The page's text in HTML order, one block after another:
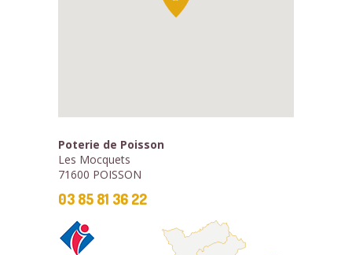
Poterie de Poisson
Les Mocquets
71600 POISSON
03 85 81 36 22